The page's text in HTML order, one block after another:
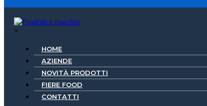
×
HOME
AZIENDE
NOVITÀ PRODOTTI
FIERE FOOD
CONTATTI